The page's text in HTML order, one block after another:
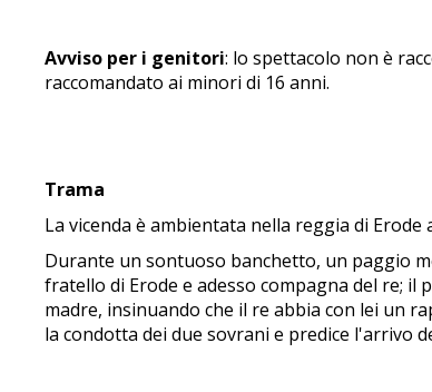
Avviso per i genitori: lo spettacolo non è
raccomandato ai minori di 16 anni.
Trama
La vicenda è ambientata nella reggia di Erode
Durante un sontuoso banchetto, un paggio
fratello di Erode e adesso compagna del re; il
madre, insinuando che il re abbia con lei un
la condotta dei due sovrani e predice l'arrivo